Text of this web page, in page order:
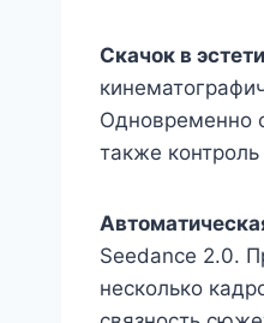
Скачок в
Одновременно
также
Seedance 2.0.
несколько